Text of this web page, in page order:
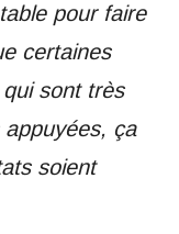
pour faire
certaines
sont très
ça
soient